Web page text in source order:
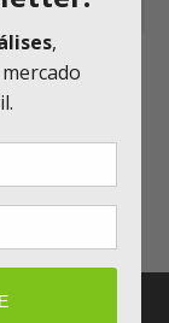
E
NO ESTADO